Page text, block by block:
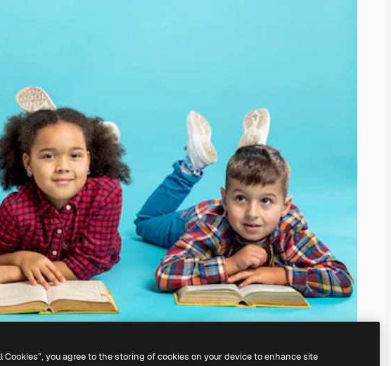
Cookies”, you agree to the storing of cookies on your device to enhance site